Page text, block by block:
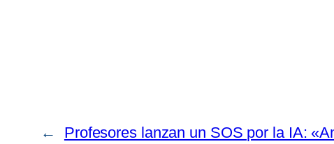
←
Profesores lanzan un SOS por la IA: